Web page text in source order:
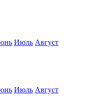
Июль Август
Июль Август